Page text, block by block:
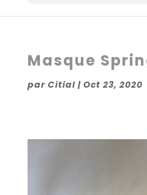
Masque
par Citial| Oct 23, 2020